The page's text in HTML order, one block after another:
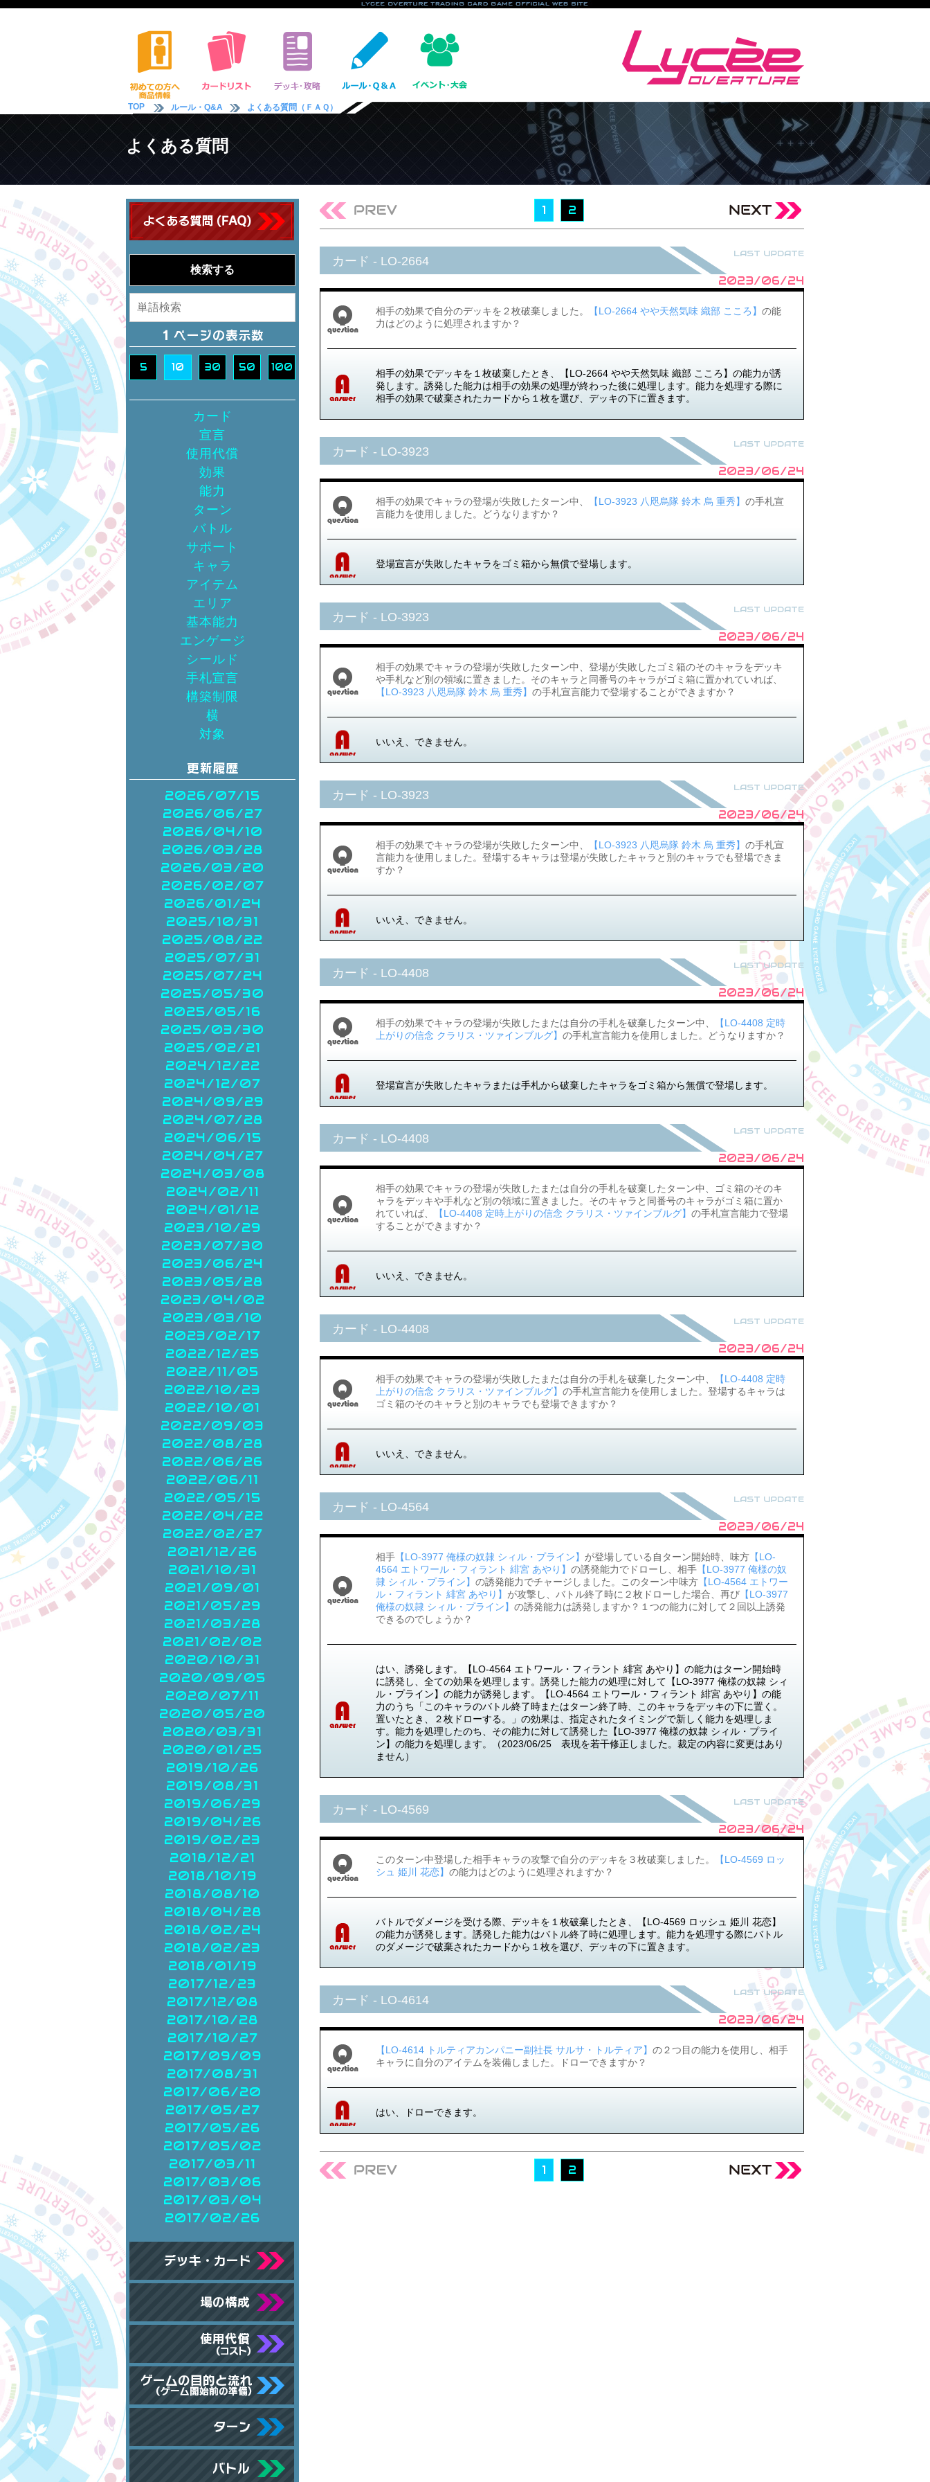
TOP ルール・Q&A よくある質問（ＦＡＱ）
よくある質問
5 10 30 50 100
カード
宣言
使用代償
効果
能力
ターン
バトル
サポート
キャラ
アイテム
エリア
基本能力
エンゲージ
シールド
手札宣言
構築制限
横
対象
2026/07/15
2026/06/27
2026/04/10
2026/03/28
2026/03/20
2026/02/07
2026/01/24
2025/10/31
2025/08/22
2025/07/31
2025/07/24
2025/05/30
2025/05/16
2025/03/30
2025/02/21
2024/12/22
2024/12/07
2024/09/29
2024/07/28
2024/06/15
2024/04/27
2024/03/08
2024/02/11
2024/01/12
2023/10/29
2023/07/30
2023/06/24
2023/05/28
2023/04/02
2023/03/10
2023/02/17
2022/12/25
2022/11/05
2022/10/23
2022/10/01
2022/09/03
2022/08/28
2022/06/26
2022/06/11
2022/05/15
2022/04/22
2022/02/27
2021/12/26
2021/10/31
2021/09/01
2021/05/29
2021/03/28
2021/02/02
2020/10/31
2020/09/05
2020/07/11
2020/05/20
2020/03/31
2020/01/25
2019/10/26
2019/08/31
2019/06/29
2019/04/26
2019/02/23
2018/12/21
2018/10/19
2018/08/10
2018/04/28
2018/02/24
2018/02/23
2018/01/19
2017/12/23
2017/12/08
2017/10/28
2017/10/27
2017/09/09
2017/08/31
2017/06/20
2017/05/27
2017/05/26
2017/05/02
2017/03/11
2017/03/06
2017/03/04
2017/02/26
1 2
カード - LO-2664
LAST UPDATE
2023/06/24
相手の効果で自分のデッキを２枚破棄しました。 【LO-2664 やや天然気味 織部 こころ】 の能
力はどのように処理されますか？
相手の効果でデッキを１枚破棄したとき、【LO-2664 やや天然気味 織部 こころ】の能力が誘
発します。誘発した能力は相手の効果の処理が終わった後に処理します。能力を処理する際に
相手の効果で破棄されたカードから１枚を選び、デッキの下に置きます。
カード - LO-3923
LAST UPDATE
2023/06/24
相手の効果でキャラの登場が失敗したターン中、 【LO-3923 八咫烏隊 鈴木 烏 重秀】 の手札宣
言能力を使用しました。どうなりますか？
登場宣言が失敗したキャラをゴミ箱から無償で登場します。
カード - LO-3923
LAST UPDATE
2023/06/24
相手の効果でキャラの登場が失敗したターン中、登場が失敗したゴミ箱のそのキャラをデッキ
や手札など別の領域に置きました。そのキャラと同番号のキャラがゴミ箱に置かれていれば、
【LO-3923 八咫烏隊 鈴木 烏 重秀】 の手札宣言能力で登場することができますか？
いいえ、できません。
カード - LO-3923
LAST UPDATE
2023/06/24
相手の効果でキャラの登場が失敗したターン中、 【LO-3923 八咫烏隊 鈴木 烏 重秀】 の手札宣
言能力を使用しました。登場するキャラは登場が失敗したキャラと別のキャラでも登場できま
すか？
いいえ、できません。
カード - LO-4408
LAST UPDATE
2023/06/24
相手の効果でキャラの登場が失敗したまたは自分の手札を破棄したターン中、
【LO-4408 定時
上がりの信念 クラリス・ツァインブルグ】 の手札宣言能力を使用しました。どうなりますか？
登場宣言が失敗したキャラまたは手札から破棄したキャラをゴミ箱から無償で登場します。
カード - LO-4408
LAST UPDATE
2023/06/24
相手の効果でキャラの登場が失敗したまたは自分の手札を破棄したターン中、ゴミ箱のそのキ
ャラをデッキや手札など別の領域に置きました。そのキャラと同番号のキャラがゴミ箱に置か
れていれば、
【LO-4408 定時上がりの信念 クラリス・ツァインブルグ】 の手札宣言能力で登場
することができますか？
いいえ、できません。
カード - LO-4408
LAST UPDATE
2023/06/24
相手の効果でキャラの登場が失敗したまたは自分の手札を破棄したターン中、
【LO-4408 定時
上がりの信念 クラリス・ツァインブルグ】 の手札宣言能力を使用しました。登場するキャラは
ゴミ箱のそのキャラと別のキャラでも登場できますか？
いいえ、できません。
カード - LO-4564
LAST UPDATE
2023/06/24
相手 【LO-3977 俺様の奴隷 シィル・プライン】 が登場している自ターン開始時、味方 【LO-
4564 エトワール・フィラント 緋宮 あやり】 の誘発能力でドローし、相手 【LO-3977 俺様の奴
隷 シィル・プライン】 の誘発能力でチャージしました。このターン中味方 【LO-4564 エトワー
ル・フィラント 緋宮 あやり】 が攻撃し、バトル終了時に２枚ドローした場合、再び 【LO-3977
俺様の奴隷 シィル・プライン】 の誘発能力は誘発しますか？１つの能力に対して２回以上誘発
できるのでしょうか？
はい、誘発します。【LO-4564 エトワール・フィラント 緋宮 あやり】の能力はターン開始時
に誘発し、全ての効果を処理します。誘発した能力の処理に対して【LO-3977 俺様の奴隷 シィ
ル・プライン】の能力が誘発します。【LO-4564 エトワール・フィラント 緋宮 あやり】の能
力のうち「このキャラのバトル終了時またはターン終了時、このキャラをデッキの下に置く。
置いたとき、２枚ドローする。」の効果は、指定されたタイミングで新しく能力を処理しま
す。能力を処理したのち、その能力に対して誘発した【LO-3977 俺様の奴隷 シィル・プライ
ン】の能力を処理します。（2023/06/25 表現を若干修正しました。裁定の内容に変更はあり
ません）
カード - LO-4569
LAST UPDATE
2023/06/24
このターン中登場した相手キャラの攻撃で自分のデッキを３枚破棄しました。
【LO-4569 ロッ
シュ 姫川 花恋】 の能力はどのように処理されますか？
バトルでダメージを受ける際、デッキを１枚破棄したとき、【LO-4569 ロッシュ 姫川 花恋】
の能力が誘発します。誘発した能力はバトル終了時に処理します。能力を処理する際にバトル
のダメージで破棄されたカードから１枚を選び、デッキの下に置きます。
カード - LO-4614
LAST UPDATE
2023/06/24
【LO-4614 トルティアカンパニー副社長 サルサ・トルティア】 の２つ目の能力を使用し、相手
キャラに自分のアイテムを装備しました。ドローできますか？
はい、ドローできます。
1 2